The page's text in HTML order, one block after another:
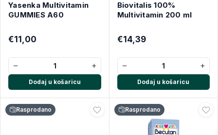
Yasenka Multivitamin
GUMMIES A60
€11,00
− +
Dodaj u košaricu
Biovitalis 100%
Multivitamin 200 ml
€14,39
− +
Dodaj u košaricu
Rasprodano Rasprodano